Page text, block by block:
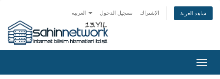
تسجيل الدخول الإشتراك شاهد العربة
تبديل
التنقل